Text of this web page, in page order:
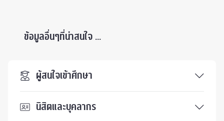
ข้อมูลอื่นๆที่น่าสนใจ ...
ผู้สนใจเข้าศึกษา
นิสิตและบุคลากร